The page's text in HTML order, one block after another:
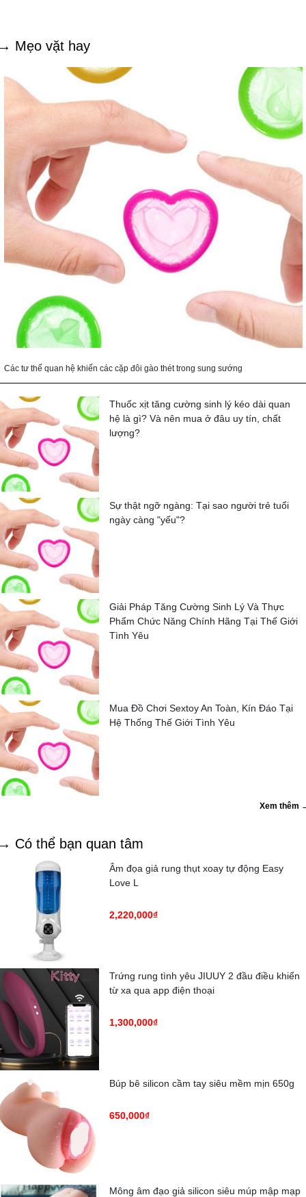
Mẹo vặt hay
Các tư thế quan hệ khiến các cặp đôi gào thét trong sung sướng
Thuốc xịt tăng cường sinh lý kéo dài quan
hệ là gì? Và nên mua ở đâu uy tín, chất
lượng?
Sự thật ngỡ ngàng: Tại sao người trẻ tuổi
ngày càng "yếu"?
Giải Pháp Tăng Cường Sinh Lý Và Thực
Phẩm Chức Năng Chính Hãng Tại Thế Giới
Tình Yêu
Mua Đồ Chơi Sextoy An Toàn, Kín Đáo Tại
Hệ Thống Thế Giới Tình Yêu
Xem thêm
Có thể bạn quan tâm
Âm đọa giả rung thụt xoay tự động Easy
Love L
2,220,000₫
Trứng rung tình yêu JIUUY 2 đầu điều khiển
từ xa qua app điện thoại
1,300,000₫
Búp bê silicon cầm tay siêu mềm mịn 650g
650,000₫
Mông âm đạo giả silicon siêu múp mập mạp